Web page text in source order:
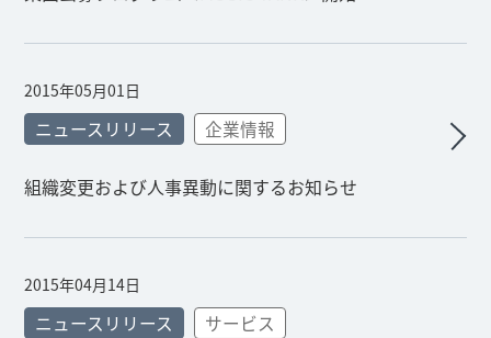
2015年05月01日
ニュースリリース 企業情報
組織変更および人事異動に関するお知らせ
2015年04月14日
ニュースリリース サービス